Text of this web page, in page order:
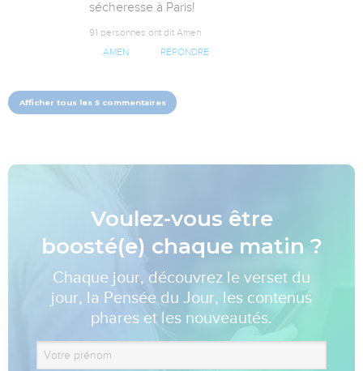
sécheresse à Paris!
91 personnes ont dit Amen
AMEN RÉPONDRE
Afficher tous les 5 commentaires
Voulez-vous être
boosté(e) chaque matin ?
Chaque jour, découvrez le verset du
jour, la Pensée du Jour, les contenus
phares et les nouveautés.